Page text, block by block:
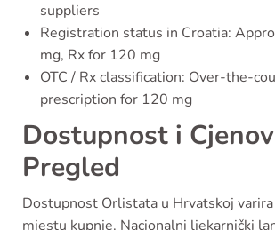
suppliers
Registration status in Croatia:
mg, Rx for 120 mg
OTC / Rx classification: Over-the-
prescription for 120 mg
Dostupnost i
Pregled
Dostupnost Orlistata u Hrvatskoj
mjestu kupnje. Nacionalni ljekarnički